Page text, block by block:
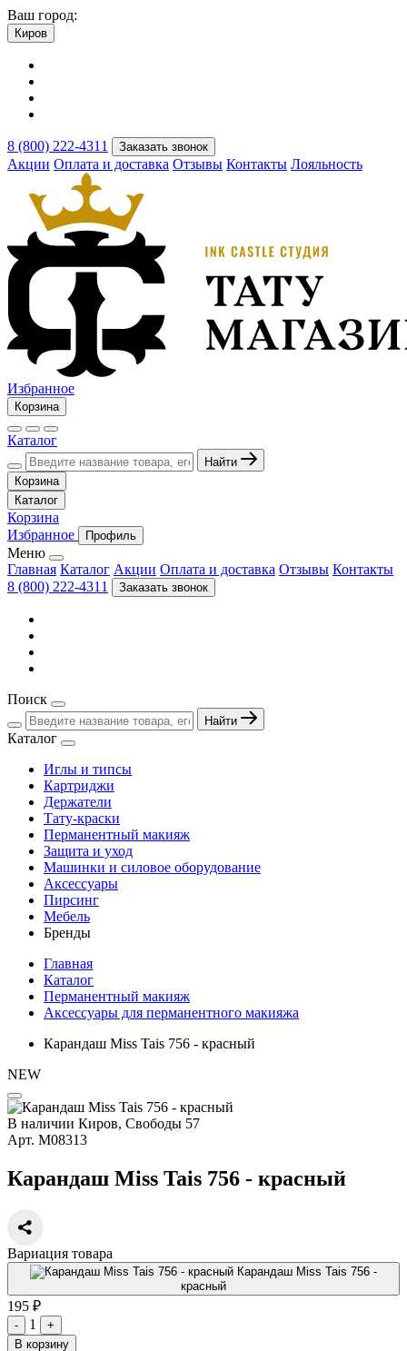
Ваш город:
Киров
8 (800) 222-4311 Заказать звонок
Акции Оплата и доставка Отзывы Контакты Лояльность
Избранное
Корзина
Каталог
Найти
Корзина
Каталог
Корзина
Избранное
Профиль
Меню
Главная Каталог Акции Оплата и доставка Отзывы Контакты
8 (800) 222-4311
Заказать звонок
Поиск
Найти
Каталог
Иглы и типсы
Картриджи
Держатели
Тату-краски
Перманентный макияж
Защита и уход
Машинки и силовое оборудование
Аксессуары
Пирсинг
Мебель
Бренды
Главная
Каталог
Перманентный макияж
Аксессуары для перманентного макияжа
Карандаш Miss Tais 756 - красный
NEW
В наличии Киров, Свободы 57
Арт. М08313
Карандаш Miss Tais 756 - красный
Вариация товара
Карандаш Miss Tais 756 -
красный
195 ₽
- 1
+
В корзину